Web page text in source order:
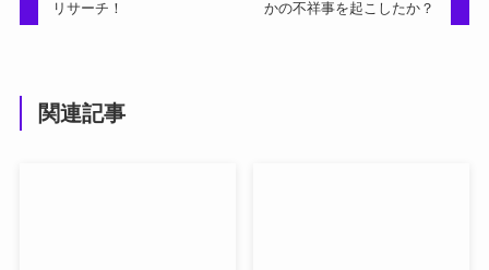
リサーチ！
かの不祥事を起こしたか？
関連記事